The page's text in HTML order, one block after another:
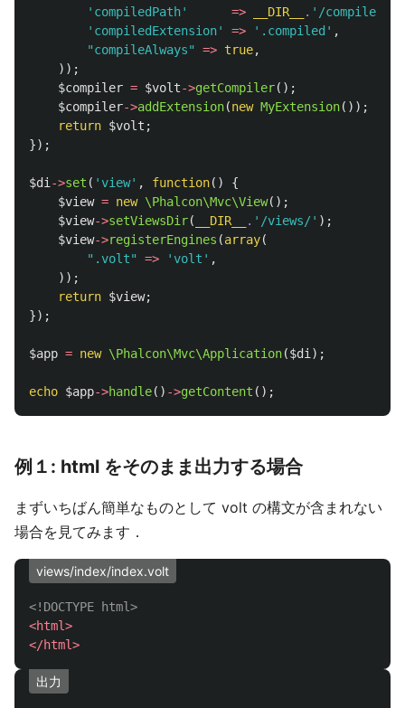
'compiledPath' => __DIR__ . '/compiled-
'compiledExtension'
=> '.compiled' ,
"compileAlways"
=> true,
));
$compiler = $volt->getCompiler();
$compiler->addExtension(new MyExtension());
return $volt ;
});
$di ->set ( 'view' , function()
{
$view = new \Phalcon\Mvc\View();
$view->setViewsDir( __DIR__ . '/views/' );
$view->registerEngines (array(
".volt"
=> 'volt' ,
));
return $view;
});
$app = new \Phalcon\Mvc\Application($di );
echo $app->handle() ->getContent ();
例１: html をそのまま出力する場合
まずいちばん簡単なものとして volt の構文が含まれない
場合を見てみます．
views/index/index.volt
<!DOCTYPE html>
<html>
</html>
出力